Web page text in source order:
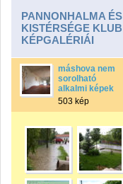
PANNONHALMA ÉS
KISTÉRSÉGE KLUB
KÉPGALÉRIÁI
máshova nem
sorolható
alkalmi képek
503 kép